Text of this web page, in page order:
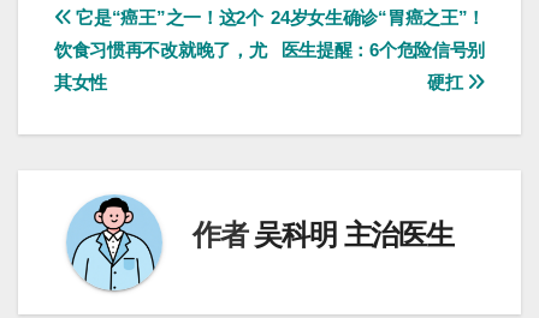
文
章
导
24岁女生确诊“胃癌之王”！
医生提醒：6个危险信号别
硬扛
它是“癌王”之一！这2个
饮食习惯再不改就晚了，尤
其女性
作者吴科明 主治医生